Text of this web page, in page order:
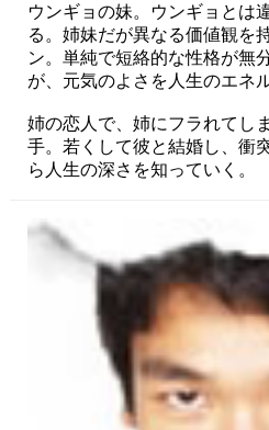
ウンギョの妹。ウンギョとは
る。姉妹だが異なる価値観を
ン。単純で短絡的な性格が無
が、元気のよさを人生のエネ
姉の恋人で、姉にフラれてし
手。若くして彼と結婚し、衝
ら人生の深さを知っていく。